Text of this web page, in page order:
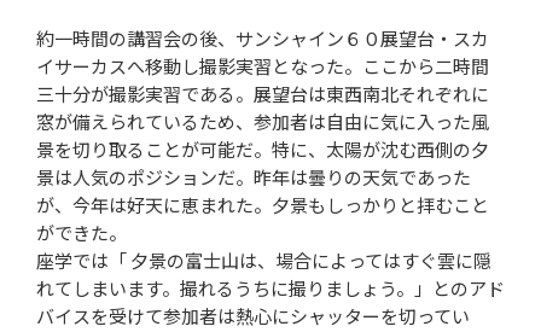
約一時間の講習会の後、サンシャイン６０展望台・スカ
イサーカスへ移動し撮影実習となった。ここから二時間
三十分が撮影実習である。展望台は東西南北それぞれに
窓が備えられているため、参加者は自由に気に入った風
景を切り取ることが可能だ。特に、太陽が沈む西側の夕
景は人気のポジションだ。昨年は曇りの天気であった
が、今年は好天に恵まれた。夕景もしっかりと拝むこと
ができた。
座学では「 夕景の富士山は、場合によってはすぐ雲に隠
れてしまいます。撮れるうちに撮りましょう。」とのアド
バイスを受けて参加者は熱心にシャッターを切ってい